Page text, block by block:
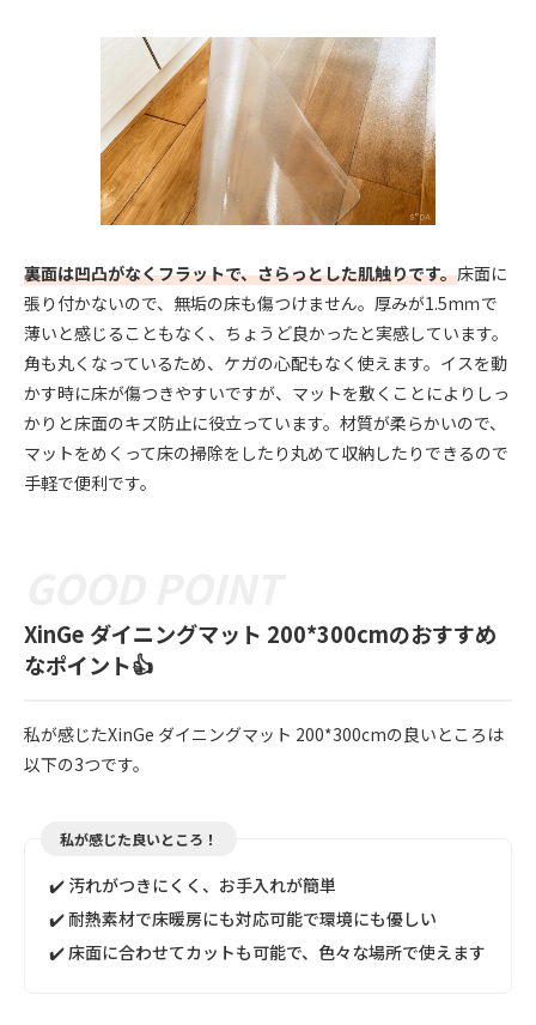
裏面は凹凸がなくフラットで、さらっとした肌触りです。床面に
張り付かないので、無垢の床も傷つけません。厚みが1.5mｍで
薄いと感じることもなく、ちょうど良かったと実感しています。
角も丸くなっているため、ケガの心配もなく使えます。イスを動
かす時に床が傷つきやすいですが、マットを敷くことによりしっ
かりと床面のキズ防止に役立っています。材質が柔らかいので、
マットをめくって床の掃除をしたり丸めて収納したりできるので
手軽で便利です。
XinGe ダイニングマット 200*300cmのおすすめ
なポイント👍
私が感じたXinGe ダイニングマット 200*300cmの良いところは
以下の3つです。
私が感じた良いところ！
✔️ 汚れがつきにくく、お手入れが簡単
✔️ 耐熱素材で床暖房にも対応可能で環境にも優しい
✔️ 床面に合わせてカットも可能で、色々な場所で使えます